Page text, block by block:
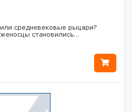
средневековые рыцари?
становились…